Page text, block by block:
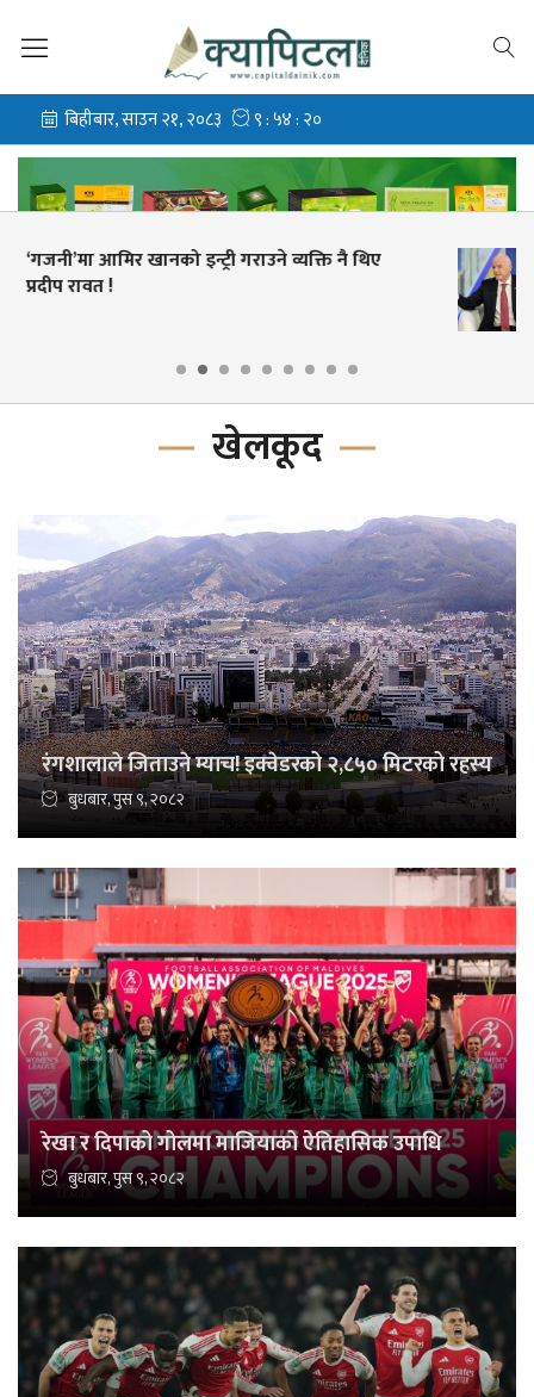
गल्ती स्वीकार्दै फिफा अध्यक्ष इन्फान्टिनोले मागे माफी,
खेलकूद
रंगशालाले जिताउने म्याच! इक्वेडरको २,८५० मिटरको रहस्य
बुधबार, पुस ९, २०८२
रेखा र दिपाको गोलमा माजियाको ऐतिहासिक उपाधि
बुधबार, पुस ९, २०८२